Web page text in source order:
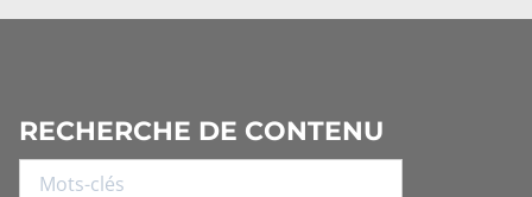
RECHERCHE DE CONTENU